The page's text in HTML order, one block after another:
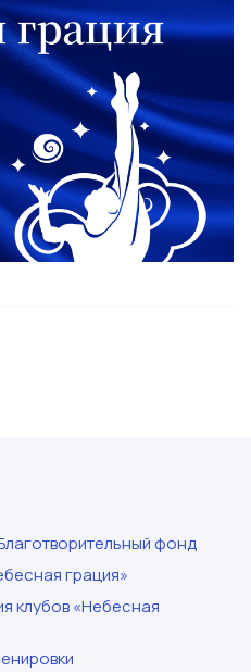
фонд
грация»
клубов «Небесная